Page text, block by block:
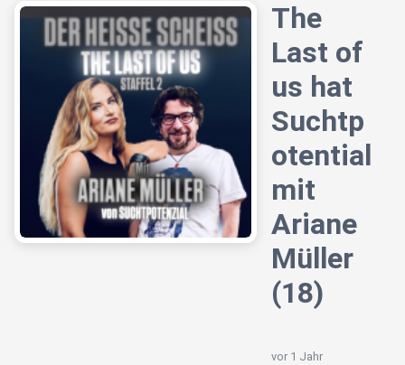
The
Last of
us hat
Suchtp
otential
mit
Ariane
Müller
(18)
vor 1 Jahr